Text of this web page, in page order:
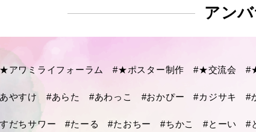
アン
アワミライフォーラム #★ポスター制作 #★交流会
やすけ #あらた #あわっこ #おかぴー #カジサキ #
だちサワー #たーる #たおちー #ちかこ #とーい #